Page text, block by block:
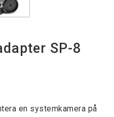
SP-8
en systemkamera på